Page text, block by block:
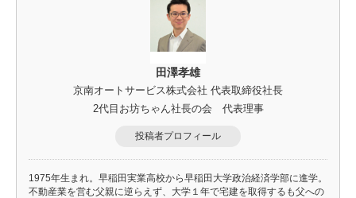
田澤孝雄
京南オートサービス株式会社 代表取締役社長
2代目お坊ちゃん社長の会 代表理事
投稿者プロフィール
1975年生まれ。早稲田実業高校から早稲田大学政治経済学部に進学。
不動産業を営む父親に逆らえず、大学１年で宅建を取得するも父への